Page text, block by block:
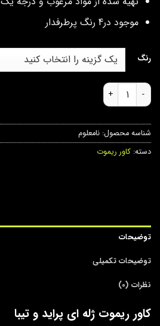
موجود در4 رنگ پرطرفدار
رنگ
کاور ریموت ژله ای پراید و تیبا عدد
شناسه محصول: نامعلوم
دسته: کاور ریموت
توضیحات
توضیحات تکمیلی
نظرات (0)
کاور ریموت ژله ای پراید و تیبا